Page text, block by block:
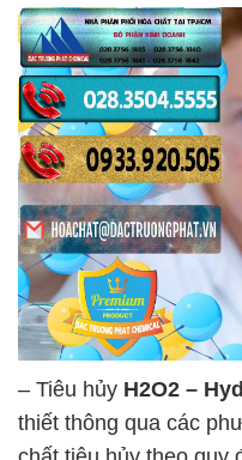
– Tiêu hủy H2O2 –
thiết thông qua các